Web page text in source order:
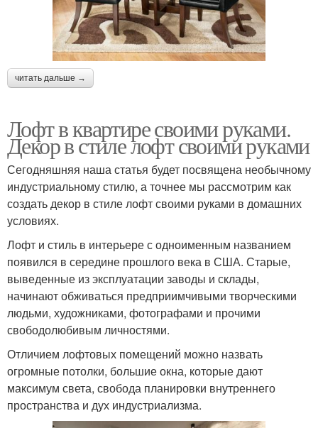
читать дальше →
Лофт в квартире своими руками.
Декор в стиле лофт своими руками
Сегодняшняя наша статья будет посвящена необычному
индустриальному стилю, а точнее мы рассмотрим как
создать декор в стиле лофт своими руками в домашних
условиях.
Лофт и стиль в интерьере с одноименным названием
появился в середине прошлого века в США. Старые,
выведенные из эксплуатации заводы и склады,
начинают обживаться предприимчивыми творческими
людьми, художниками, фотографами и прочими
свободолюбивым личностями.
Отличием лофтовых помещений можно назвать
огромные потолки, большие окна, которые дают
максимум света, свобода планировки внутреннего
пространства и дух индустриализма.